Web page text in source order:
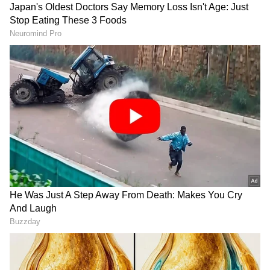
Image Credit :Asianet News
ಮಿಥುನ ರಾಶಿ
ಬುಧ ಗ್ರಹವು ಈಗಾಗಲೇ ಮಿಥುನ ರಾಶಿಯಲ್ಲಿದ್ದು, ಸೂರ್ಯನ
ಆಗಮನವು ನಿಮಗೆ ಶುಭಕರವಾಗಬಹುದು. ಬುಧ ಮತ್ತು
ಸೂರ್ಯನ ಸಂಯೋಗವು ನಿಮ್ಮ ಆತ್ಮವಿಶ್ವಾಸವನ್ನು
ಹೆಚ್ಚಿಸುತ್ತದೆ. ನಿಮ್ಮ ಸಾಮಾಜಿಕ ಸ್ಥಾನಮಾನ ಹೆಚ್ಚಾಗುತ್ತದೆ
ಮತ್ತು ನಿಮ್ಮ ವೃತ್ತಿ ಪ್ರಗತಿಯ ಹಾದಿ ಸುಲಭವಾಗುತ್ತದೆ.
ಇದನ್ನೂ ಓದಿ - ಹುಷಾರಾಗಿರು! ಬುಧ ಮತ್ತು ಶನಿಯ ಕೇಂದ್ರ
ಅಂಶವು ಸಿಂಹ ರಾಶಿ ಸೇರಿದಂತೆ ಮೂರು ರಾಶಿಚಕ್ರ ಚಿಹ್ನೆಗಳಿಗೆ
ಹಾನಿ ಮಾಡುತ್ತದೆ ಮತ್ತು ನಿಮ್ಮ ವೃತ್ತಿ ಮತ್ತು ವ್ಯವಹಾರದಲ್ಲಿ
ಅಡೆತಡೆಗಳನ್ನು ಸೃಷ್ಟಿಸುತ್ತದೆ.